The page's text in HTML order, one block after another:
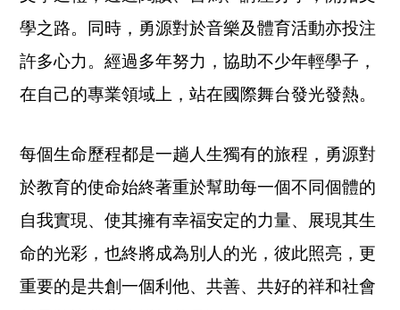
學之路。同時，勇源對於音樂及體育活動亦投注
許多心力。經過多年努力，協助不少年輕學子，
在自己的專業領域上，站在國際舞台發光發熱。
每個生命歷程都是一趟人生獨有的旅程，勇源對
於教育的使命始終著重於幫助每一個不同個體的
自我實現、使其擁有幸福安定的力量、展現其生
命的光彩，也終將成為別人的光，彼此照亮，更
重要的是共創一個利他、共善、共好的祥和社會